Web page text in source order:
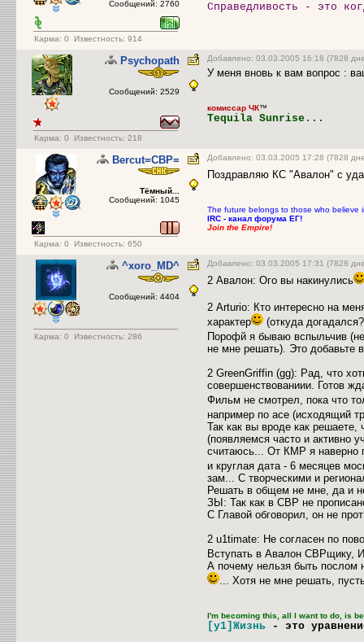
Сообщений: 2760
Карма: 0 Известность: 914
Справедливость - это
Psychopath
Сообщений: 2529
Карма: 0 Известность: 218
Добавлено: 03.03.2005 16:18 (7828
У меня вновь к вам вопрос :
комиссар ЧК™
Tequila Sunrise...
Bercut=СВР=
Тёмный...
Сообщений: 1045
Карма: 0 Известность: 650
Добавлено: 03.03.2005 17:28 (7828
Поздравляю КС "Авалон" с
The future belongs to those who believe
IRC - канал форума ЕГ!
Join the Empire!
^xoro_MD^
Сообщений: 4404
Карма: 0 Известность: 286
Добавлено: 03.03.2005 17:31 (7828
2 Авалон: Ого вы накинулись
2 Arturio: Кто интересно на
характер
(откуда
Порофй я бываю вспыльчив
не мне решать). Это добавьте
2 GreenGriffin (gg): Рад, что
совершенствованиии. Готов
Фильм не смотрел, пока что
например по асе (исходящий
Так как вы вроде как
(появляемся часто и активно
считаюсь... От КМР я наверно
и круглая дата - 6 месяцев
зам... С творческими и
Решать в общем не мне, да и
ЗЫ: Так как в СВР не
С Главой обговорил, он не
2 u1timate: Не согласен по
Вступать в Авалон СВРщику,
А почему нельзя быть послом
... Хотя не мне решать,
I'm becoming this, all I want to do, is
[y1]Жизнь - это